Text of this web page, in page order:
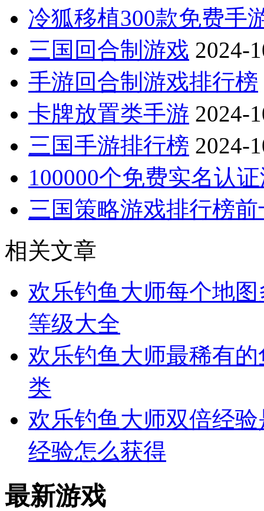
冷狐移植300款免费手
三国回合制游戏 2024-
手游回合制游戏排行榜
卡牌放置类手游 2024-
三国手游排行榜 2024-
100000个免费实名认
三国策略游戏排行榜
相关文章
欢乐钓鱼大师每个地
等级大全
欢乐钓鱼大师最稀有
类
欢乐钓鱼大师双倍经
经验怎么获得
最新游戏